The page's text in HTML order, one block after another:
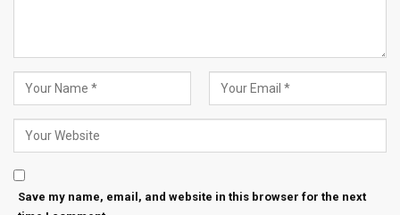
Save my name, email, and website in this browser for the next